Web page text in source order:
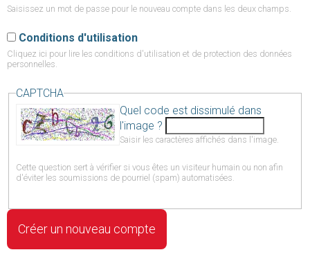
Saisissez un mot de passe pour le nouveau compte dans les deux champs.
Conditions d'utilisation
Cliquez ici pour lire les conditions d'utilisation et de protection des données
personnelles.
CAPTCHA
Quel code est dissimulé dans
l'image ?
Saisir les caractères affichés dans l'image.
Cette question sert à vérifier si vous êtes un visiteur humain ou non afin
d'éviter les soumissions de pourriel (spam) automatisées.